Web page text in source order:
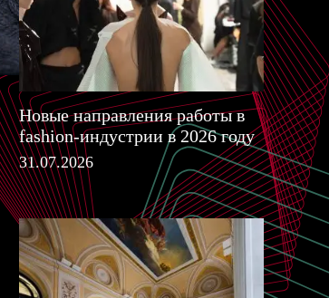
Новые направления работы в
fashion-индустрии в 2026 году
31.07.2026